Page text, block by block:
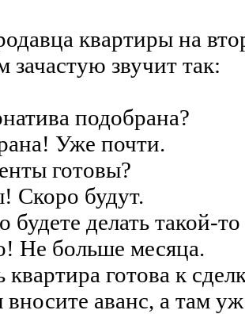
квартиры на
зачастую звучит так:
подобрана?
Уже почти.
готовы?
Скоро будут.
делать такой-
Не больше месяца.
готова к
аванс, а там уж